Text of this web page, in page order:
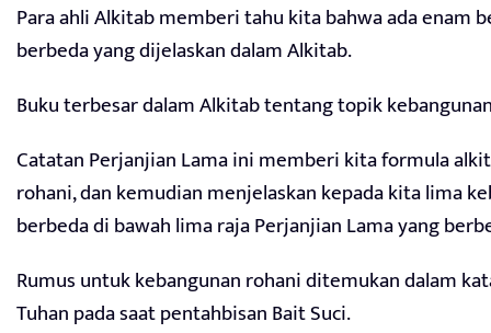
Para ahli Alkitab memberi tahu kita bahwa ada enam
berbeda yang dijelaskan dalam Alkitab.
Buku terbesar dalam Alkitab tentang topik
Catatan Perjanjian Lama ini memberi kita formula
rohani, dan kemudian menjelaskan kepada kita lima
berbeda di bawah lima raja Perjanjian Lama yang
Rumus untuk kebangunan rohani ditemukan dalam
Tuhan pada saat pentahbisan Bait Suci.